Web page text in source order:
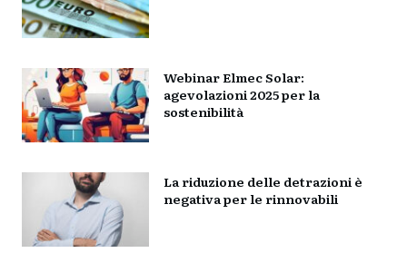
Webinar Elmec Solar:
agevolazioni 2025 per la
sostenibilità
La riduzione delle detrazioni è
negativa per le rinnovabili